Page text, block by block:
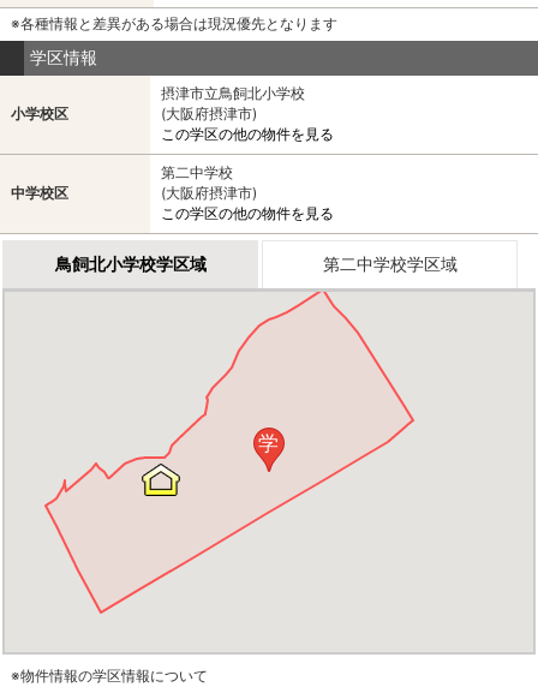
※各種情報と差異がある場合は現況優先となります
学区情報
小学校区
摂津市立鳥飼北小学校
(大阪府摂津市)
この学区の他の物件を見る
中学校区
第二中学校
(大阪府摂津市)
この学区の他の物件を見る
鳥飼北小学校学区域 第二中学校学区域
学
※物件情報の学区情報について